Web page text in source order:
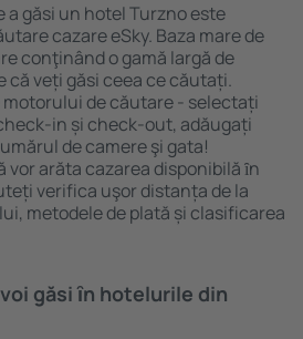
a găsi un hotel Turzno este
cazare eSky. Baza mare de
conţinând o gamă largă de
că veți găsi ceea ce căutați.
de căutare - selectați
in și check-out, adăugați
de camere şi gata!
vor arăta cazarea disponibilă ȋn
verifica uşor distanța de la
metodele de plată și clasificarea
găsi ȋn hotelurile din